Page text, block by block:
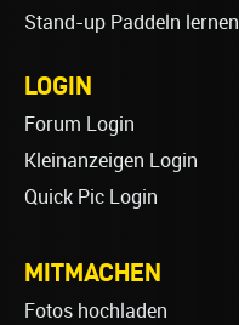
Stand-up Paddeln lernen
LOGIN
Forum Login
Kleinanzeigen Login
Quick Pic Login
MITMACHEN
Fotos hochladen